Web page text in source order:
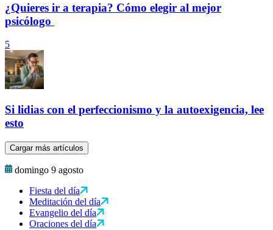
¿Quieres ir a terapia? Cómo elegir al mejor
psicólogo
5
Si lidias con el perfeccionismo y la autoexigencia, lee
esto
Cargar más artículos
domingo 9 agosto
Fiesta del día
Meditación del día
Evangelio del día
Oraciones del día